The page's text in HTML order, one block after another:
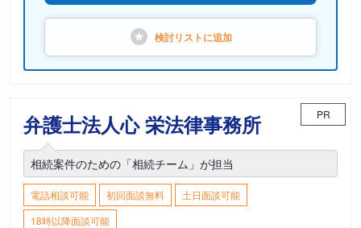
検討リストに追加
弁護士法人心 栄法律事務所 PR
相続案件のための「相続チーム」が担当
電話相談可能 初回面談無料
土日面談可能
18時以降面談可能